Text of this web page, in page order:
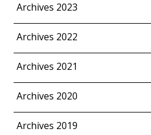
Archives 2023
Archives 2022
Archives 2021
Archives 2020
Archives 2019